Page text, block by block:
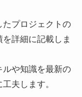
プロジェクトの
詳細に記載しま
ルや知識を最新の
夫します。